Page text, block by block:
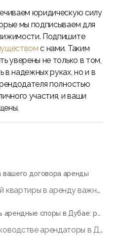
юридическую силу
мы подписываем для
Подпишите
с нами. Таким
уверены не только в том,
надежных руках, но и в
полностью
участия, и ваши
договора аренды
Перед сдачей квартиры в аренду важно составить юридически грамотный договор аренды. Вот на что необходимо обратить внимание, помимо проверки арендатора
В данном руководстве арендаторы в Дубае могут получить исчерпывающую информацию о том, как разрешить споры по аренде жилья, включая причины возникновения споров, порядок подачи жалобы в Центр арендных споров (RDC) и связанные с этим расходы. Благодаря структурированному процессу RDC арендаторы могут добиться положительного решения по таким вопросам, как необоснованное выселение, повышение арендной платы, дефекты имущества и необоснованные вычеты из гарантийного депозита.